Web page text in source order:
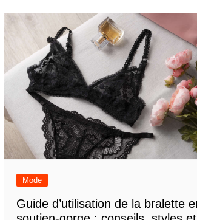
Mode
Guide d’utilisation de la bralette